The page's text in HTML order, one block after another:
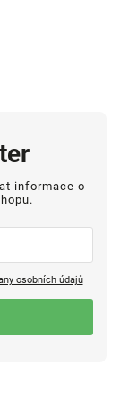
informace o
osobních údajů